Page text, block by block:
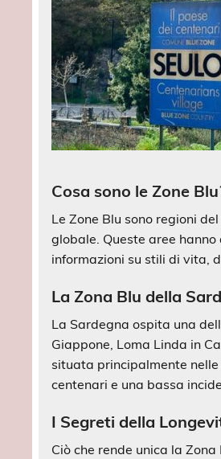
Cosa sono le Zone
Le Zone Blu sono regioni
globale. Queste aree
informazioni su stili di vita,
La Zona Blu della
La Sardegna ospita una
Giappone, Loma Linda in
situata principalmente
centenari e una bassa
I Segreti della
Ciò che rende unica la